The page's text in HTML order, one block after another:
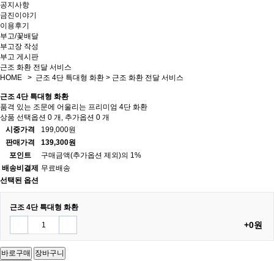
공지사항
금진이야기
이용후기
부고/꽃배달
부고장 작성
부고 게시판
근조 화환 전달 서비스
HOME > 근조 4단 특대형 화환 > 근조 화환 전달 서비스
근조 4단 특대형 화환
품격 있는 조문에 어울리는 프리미엄 4단 화환
상품 선택옵션 0 개, 추가옵션 0 개
시중가격
199,000원
판매가격
139,300원
포인트
구매금액(추가옵션 제외)의 1%
배송비결제
무료배송
선택된 옵션
근조 4단 특대형 화환
+0원
바로구매
장바구니